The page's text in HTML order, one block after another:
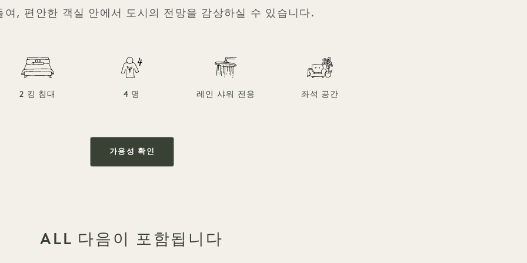
여, 편안한 객실 안에서 도시의 전망을 감상하실 수 있습니다.
2 킹 침대 4 명 레인 샤워 전용 좌석 공간
가용성 확인
ALL 다음이 포함됩니다